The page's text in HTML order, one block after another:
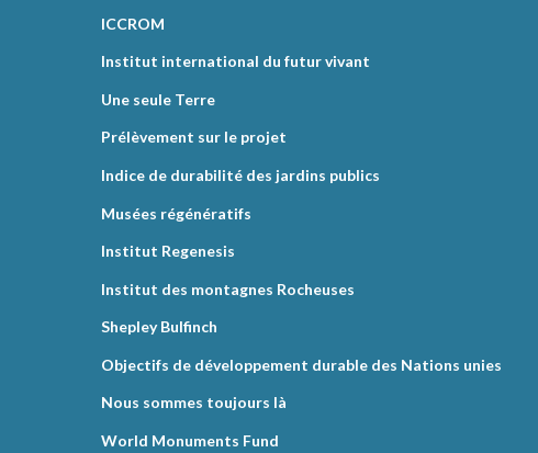
ICCROM
Institut international du futur vivant
Une seule Terre
Prélèvement sur le projet
Indice de durabilité des jardins publics
Musées régénératifs
Institut Regenesis
Institut des montagnes Rocheuses
Shepley Bulfinch
Objectifs de développement durable des Nations unies
Nous sommes toujours là
World Monuments Fund